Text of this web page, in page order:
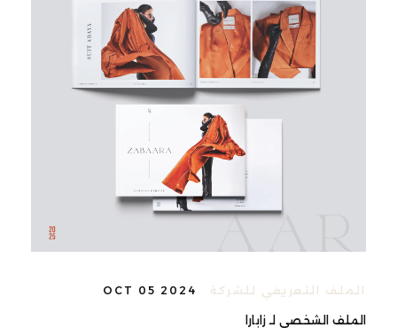
الملف التعريفي للشركة OCT 05 2024
الملف الشخصي لـ زابارا